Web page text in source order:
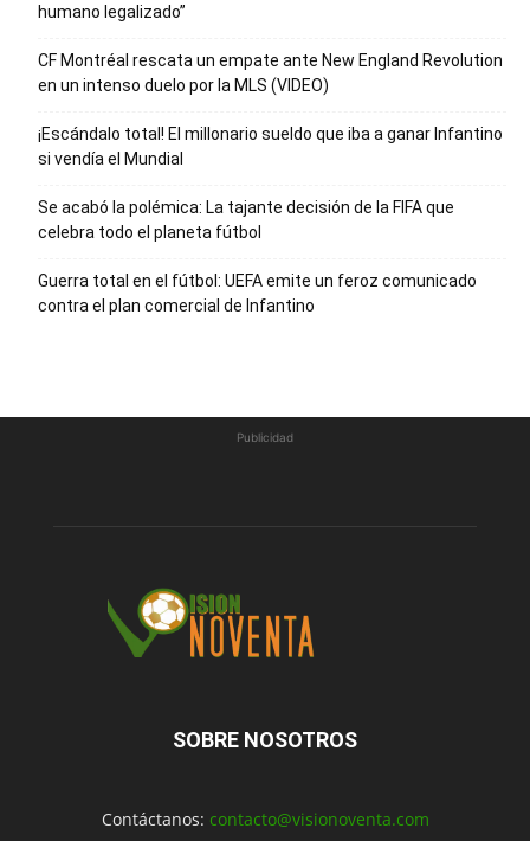
humano legalizado”
CF Montréal rescata un empate ante New England Revolution
en un intenso duelo por la MLS (VIDEO)
¡Escándalo total! El millonario sueldo que iba a ganar Infantino
si vendía el Mundial
Se acabó la polémica: La tajante decisión de la FIFA que
celebra todo el planeta fútbol
Guerra total en el fútbol: UEFA emite un feroz comunicado
contra el plan comercial de Infantino
Publicidad
SOBRE NOSOTROS
Contáctanos: contacto@visionoventa.com